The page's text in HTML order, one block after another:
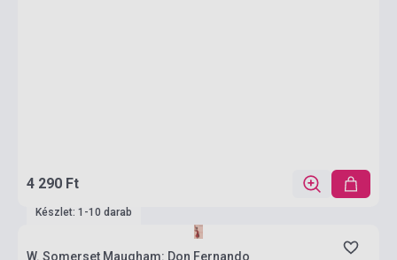
4 290 Ft
Készlet: 1-10 darab
W. Somerset Maugham: Don Fernando